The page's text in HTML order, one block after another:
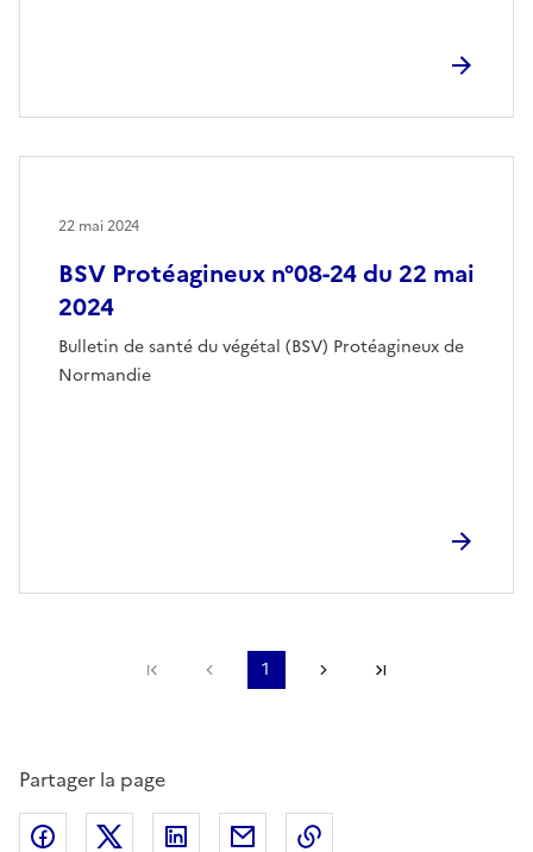
BSV Protéagineux n°08-24 du 22 mai
2024
Bulletin de santé du végétal (BSV) Protéagineux de
Normandie
22 mai 2024
Première pagePage précédente
1 Page suivante
Partager la page
Partager sur Facebook
Partager sur X (anciennement Twitter)
Partager sur LinkedIn
Partager par email